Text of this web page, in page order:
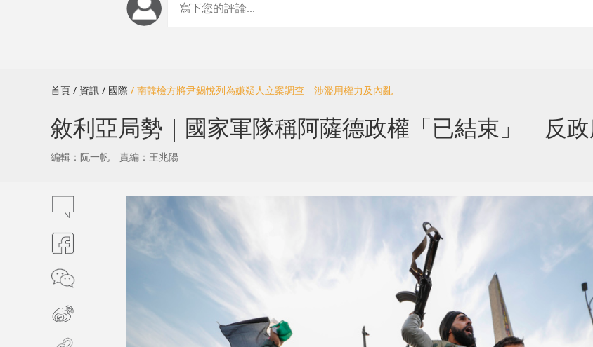
首頁 / 資訊 / 國際 / 南韓檢方將尹錫悅列為嫌疑人立案調查 涉濫用權力及內亂
敘利亞局勢｜國家軍隊稱阿薩德政權「已結束」 反
編輯：阮一帆 責編：王兆陽